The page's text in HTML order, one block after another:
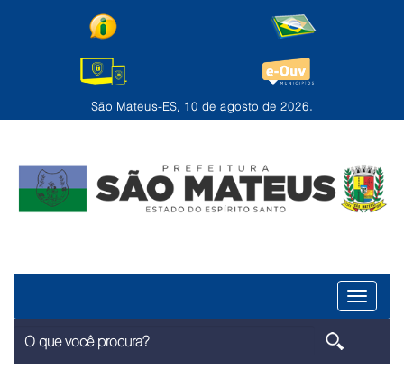
São Mateus-ES, 10 de agosto de 2026.
Menu